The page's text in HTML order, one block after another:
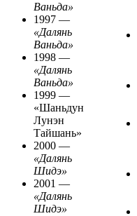
Ваньда»
1997 —
«Далянь
Ваньда»
1998 —
«Далянь
Ваньда»
1999 —
«Шаньдун
Лунэн
Тайшань»
2000 —
«Далянь
Шидэ»
2001 —
«Далянь
Шидэ»